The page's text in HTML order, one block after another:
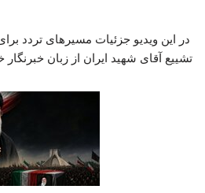
در این ویدیو جزئیات مسیرهای تردد
تشییع آقای شهید ایران از زبان